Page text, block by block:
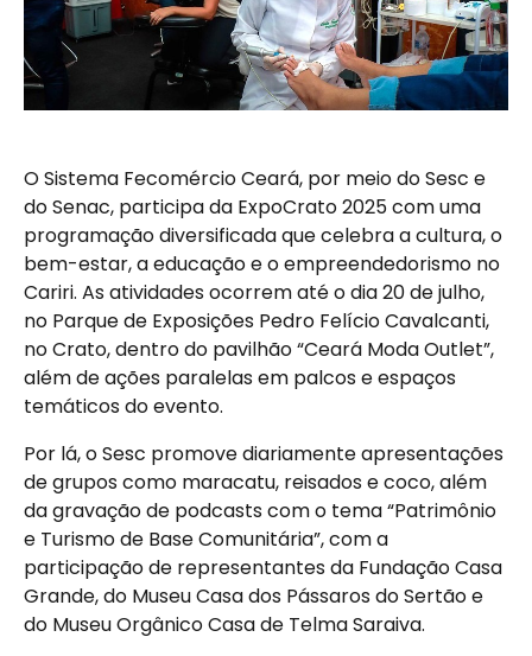
O Sistema Fecomércio Ceará, por meio do Sesc e
do Senac, participa da ExpoCrato 2025 com uma
programação diversificada que celebra a cultura, o
bem-estar, a educação e o empreendedorismo no
Cariri. As atividades ocorrem até o dia 20 de julho,
no Parque de Exposições Pedro Felício Cavalcanti,
no Crato, dentro do pavilhão “Ceará Moda Outlet”,
além de ações paralelas em palcos e espaços
temáticos do evento.
Por lá, o Sesc promove diariamente apresentações
de grupos como maracatu, reisados e coco, além
da gravação de podcasts com o tema “Patrimônio
e Turismo de Base Comunitária”, com a
participação de representantes da Fundação Casa
Grande, do Museu Casa dos Pássaros do Sertão e
do Museu Orgânico Casa de Telma Saraiva.